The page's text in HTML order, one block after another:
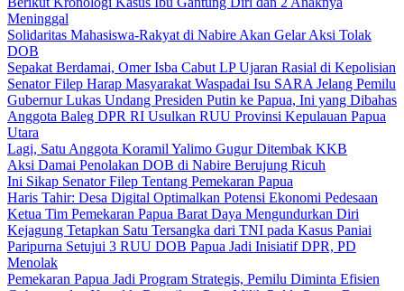
Meninggal
Solidaritas Mahasiswa-Rakyat di Nabire Akan Gelar Aksi Tolak
DOB
Sepakat Berdamai, Omer Isba Cabut LP Ujaran Rasial di Kepolisian
Senator Filep Harap Masyarakat Waspadai Isu SARA Jelang Pemilu
Gubernur Lukas Undang Presiden Putin ke Papua, Ini yang Dibahas
Anggota Baleg DPR RI Usulkan RUU Provinsi Kepulauan Papua
Utara
Lagi, Satu Anggota Koramil Yalimo Gugur Ditembak KKB
Aksi Damai Penolakan DOB di Nabire Berujung Ricuh
Ini Sikap Senator Filep Tentang Pemekaran Papua
Haris Tahir: Desa Digital Optimalkan Potensi Ekonomi Pedesaan
Ketua Tim Pemekaran Papua Barat Daya Mengundurkan Diri
Kejagung Tetapkan Satu Tersangka dari TNI pada Kasus Paniai
Paripurna Setujui 3 RUU DOB Papua Jadi Inisiatif DPR, PD
Menolak
Pemekaran Papua Jadi Program Strategis, Pemilu Diminta Efisien